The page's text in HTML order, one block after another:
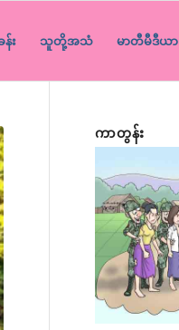
န်း သူတို့အသံ မာတီမီဒီယာ
ကာတွန်း